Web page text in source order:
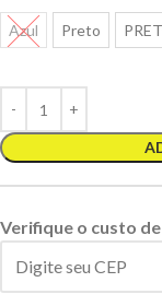
Azul Preto
Verifique o custo